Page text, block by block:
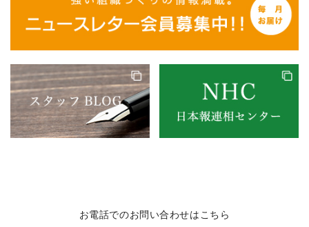
お電話でのお問い合わせはこちら